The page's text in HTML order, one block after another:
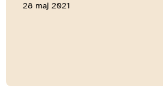
28 maj 2021